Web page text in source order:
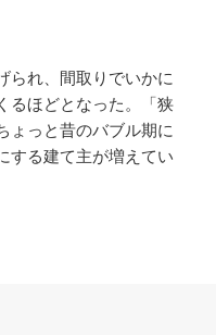
られ、間取りでいかに
るほどとなった。「狭
ょっと昔のバブル期に
する建て主が増えてい